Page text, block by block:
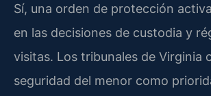
Sí, una orden de protección
en las decisiones de custodia y
visitas. Los tribunales de Virginia
seguridad del menor como